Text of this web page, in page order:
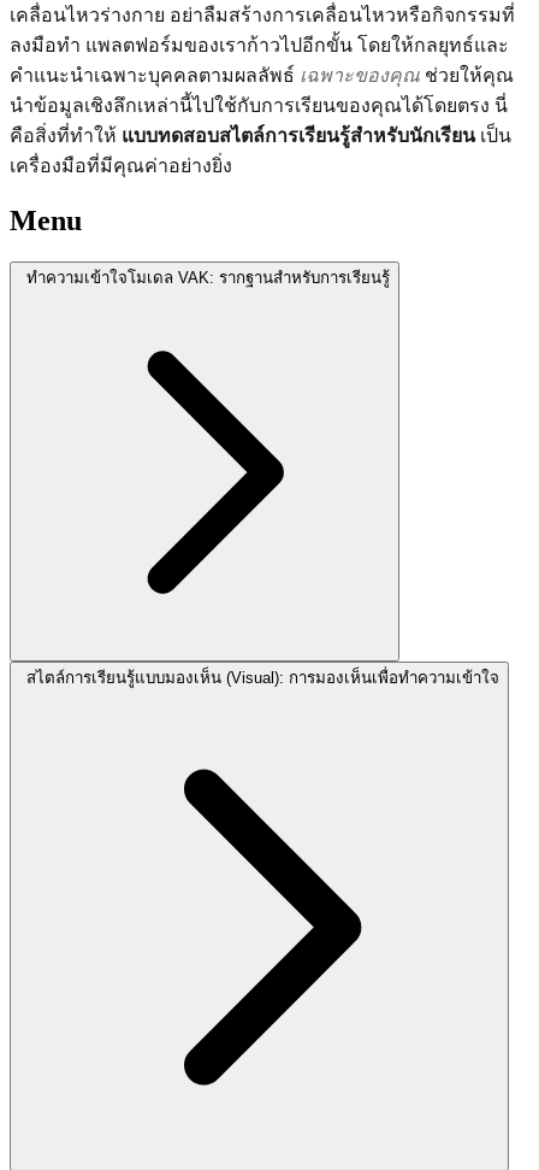
เคลื่อนไหวร่างกาย อย่าลืมสร้างการเคลื่อนไหวหรือกิจกรรมที่
ลงมือทำ แพลตฟอร์มของเราก้าวไปอีกขั้น โดยให้กลยุทธ์และ
คำแนะนำเฉพาะบุคคลตามผลลัพธ์ เฉพาะของคุณ ช่วยให้คุณ
นำข้อมูลเชิงลึกเหล่านี้ไปใช้กับการเรียนของคุณได้โดยตรง นี่
คือสิ่งที่ทำให้ แบบทดสอบสไตล์การเรียนรู้สำหรับนักเรียนเป็น
เครื่องมือที่มีคุณค่าอย่างยิ่ง
Menu
ทำความเข้าใจโมเดล VAK: รากฐานสำหรับการเรียนรู้
สไตล์การเรียนรู้แบบมองเห็น (Visual): การมองเห็นเพื่อทำความเข้าใจ